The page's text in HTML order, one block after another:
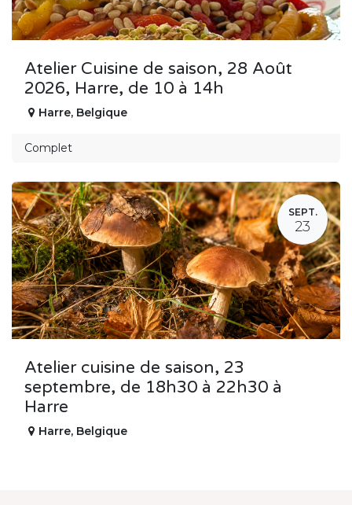
Atelier Cuisine de saison, 28 Août
2026, Harre, de 10 à 14h
Harre, Belgique
Complet
SEPT.
23
Atelier cuisine de saison, 23
septembre, de 18h30 à 22h30 à
Harre
Harre, Belgique